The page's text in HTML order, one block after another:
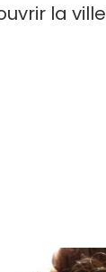
la ville